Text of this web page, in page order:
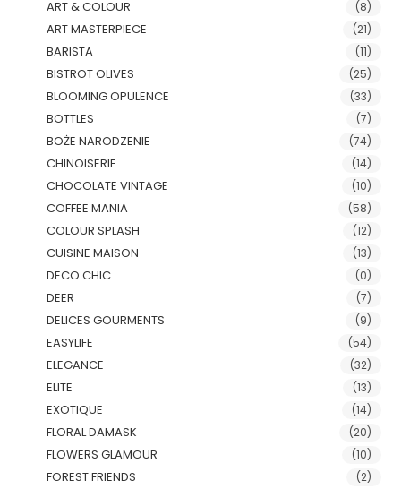
ART & COLOUR (8)
ART MASTERPIECE (21)
BARISTA (11)
BISTROT OLIVES (25)
BLOOMING OPULENCE (33)
BOTTLES (7)
BOŻE NARODZENIE (74)
CHINOISERIE (14)
CHOCOLATE VINTAGE (10)
COFFEE MANIA (58)
COLOUR SPLASH (12)
CUISINE MAISON (13)
DECO CHIC (0)
DEER (7)
DELICES GOURMENTS (9)
EASYLIFE (54)
ELEGANCE (32)
ELITE (13)
EXOTIQUE (14)
FLORAL DAMASK (20)
FLOWERS GLAMOUR (10)
FOREST FRIENDS (2)